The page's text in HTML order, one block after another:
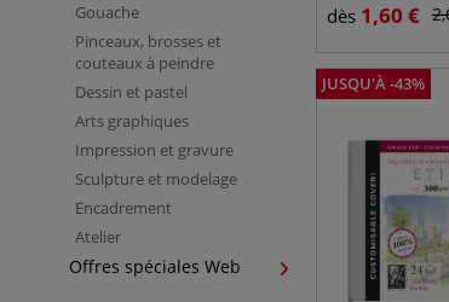
Gouache
Pinceaux, brosses et
couteaux à peindre
Dessin et pastel
Arts graphiques
Impression et gravure
Sculpture et modelage
Encadrement
Atelier
Offres spéciales Web
dès 1,60 €
JUSQU'À-43%